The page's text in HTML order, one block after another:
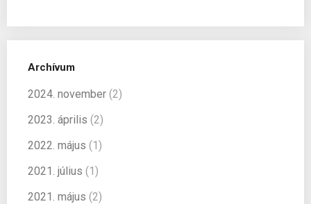
Archívum
2024. november (2)
2023. április (2)
2022. május (1)
2021. július (1)
2021. május (2)